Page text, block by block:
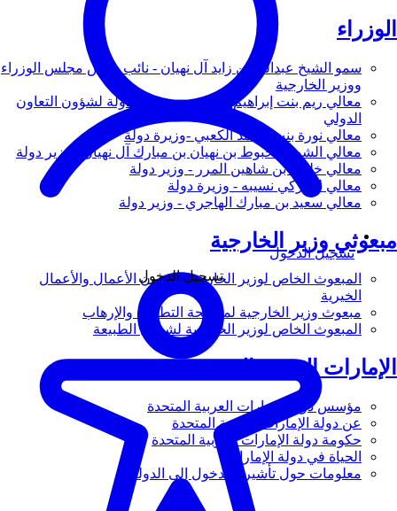
الوزراء
سمو الشيخ عبدالله بن زايد آل نهيان - نائب رئيس مجلس الوزراء
ووزير الخارجية
معالي ريم بنت إبراهيم الهاشمي - وزيرة دولة لشؤون التعاون
الدولي
معالي نورة بنت محمد الكعبي -وزيرة دولة
معالي الشيخ شخبوط بن نهيان بن مبارك آل نهيان - وزير دولة
معالي خليفة بن شاهين المرر - وزير دولة
معالي لانا زكي نسيبه - وزيرة دولة
معالي سعيد بن مبارك الهاجري - وزير دولة
مبعوثي وزير الخارجية
المبعوث الخاص لوزير الخارجية لشؤون الأعمال والأعمال
الخيرية
مبعوث وزير الخارجية لمكافحة التطرف والإرهاب
المبعوث الخاص لوزير الخارجية لشؤون الطبيعة
الإمارات العربية المتحدة
مؤسس دولة الإمارات العربية المتحدة
عن دولة الإمارات العربية المتحدة
حكومة دولة الإمارات العربية المتحدة
الحياة في دولة الإمارات
معلومات حول تأشيرة الدخول إلى الدولة
تسجيل الدخول
تسجيل الدخول